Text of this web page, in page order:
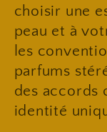
choisir une
peau et à
les
parfums
des accords
identité